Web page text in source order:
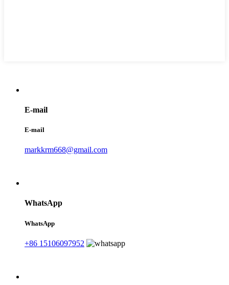
E-mail
E-mail
markkrm668@gmail.com
WhatsApp
WhatsApp
+86 15106097952